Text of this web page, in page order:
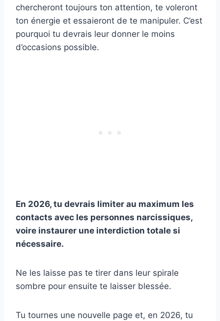
chercheront toujours ton attention, te voleront
ton énergie et essaieront de te manipuler. C’est
pourquoi tu devrais leur donner le moins
d’occasions possible.
En 2026, tu devrais limiter au maximum les
contacts avec les personnes narcissiques,
voire instaurer une interdiction totale si
nécessaire.
Ne les laisse pas te tirer dans leur spirale
sombre pour ensuite te laisser blessée.
Tu tournes une nouvelle page et, en 2026, tu